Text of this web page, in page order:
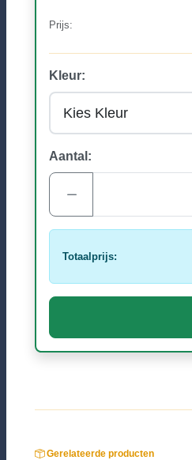
Prijs:
Kleur:
Aantal:
Totaalprijs:
Gerelateerde producten